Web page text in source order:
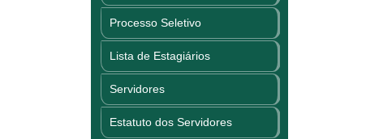
Processo Seletivo
Lista de Estagiários
Servidores
Estatuto dos Servidores